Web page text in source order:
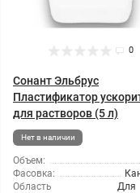
0
Сонант Эльбрус
Пластификатор
для растворов (5 л)
Нет в наличии
Объем:
Фасовка:
Область
Для